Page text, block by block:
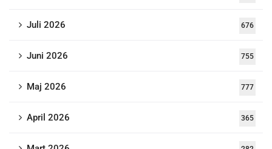
Juli 2026 676
Juni 2026 755
Maj 2026 777
April 2026 365